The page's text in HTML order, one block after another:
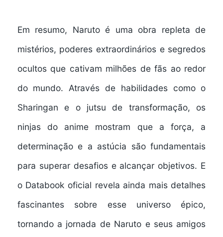
Em resumo, Naruto é uma obra repleta de
mistérios, poderes extraordinários e segredos
ocultos que cativam milhões de fãs ao redor
do mundo. Através de habilidades como o
Sharingan e o jutsu de transformação, os
ninjas do anime mostram que a força, a
determinação e a astúcia são fundamentais
para superar desafios e alcançar objetivos. E
o Databook oficial revela ainda mais detalhes
fascinantes sobre esse universo épico,
tornando a jornada de Naruto e seus amigos